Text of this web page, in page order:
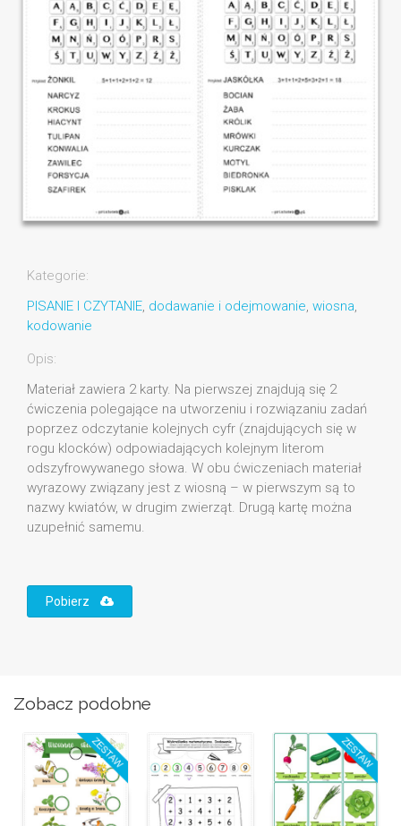
Kategorie:
PISANIE I CZYTANIE, dodawanie i odejmowanie, wiosna,
kodowanie
Opis:
Materiał zawiera 2 karty. Na pierwszej znajdują się 2
ćwiczenia polegające na utworzeniu i rozwiązaniu zadań
poprzez odczytanie kolejnych cyfr (znajdujących się w
rogu klocków) odpowiadających kolejnym literom
odszyfrowywanego słowa. W obu ćwiczeniach materiał
wyrazowy związany jest z wiosną – w pierwszym są to
nazwy kwiatów, w drugim zwierząt. Drugą kartę można
uzupełnić samemu.
Pobierz
Zobacz podobne